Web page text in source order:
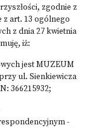
zgodnie z
art. 13 ogólnego
z dnia 27 kwietnia
iż:
jest MUZEUM
ul. Sienkiewicza
366215932;
-